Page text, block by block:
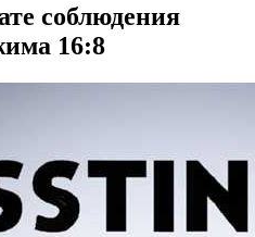
соблюдения
16:8